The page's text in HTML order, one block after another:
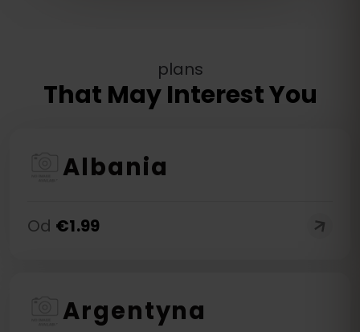
plans
That May Interest You
Albania
Od €1.99
Argentyna